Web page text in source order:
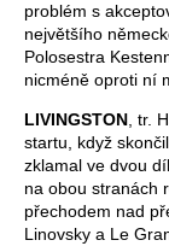
problém s
největšího
Polosestra
nicméně oproti ní
LIVINGSTON , tr.
startu, když
zklamal ve dvou
na obou stranách
přechodem nad
Linovsky a Le